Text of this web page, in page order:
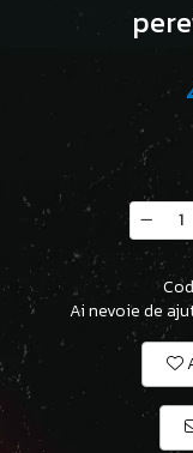
Ai nevoie de